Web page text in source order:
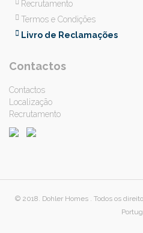
Recrutamento
Termos e Condições
Livro de Reclamações
Contactos
Contactos
Localização
Recrutamento
© 2018. Dohler Homes . Todos os